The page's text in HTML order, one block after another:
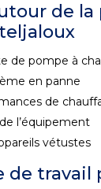
de la
de pompe à
en panne
de
l’équipement
vétustes
de travail